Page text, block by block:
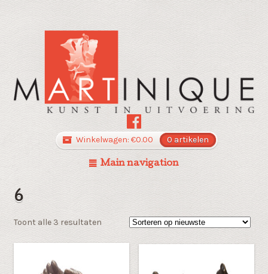
Winkelwagen: €0.00 0 artikelen
Main navigation
6
Toont alle 3 resultatenGesorteerd